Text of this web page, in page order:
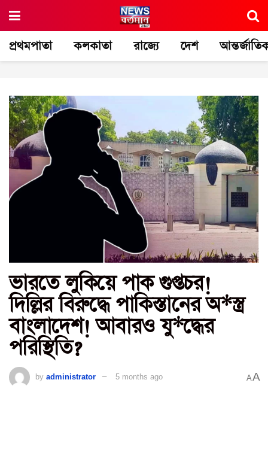
প্রথমপাতা কলকাতা রাজ্যে দেশ
ভারতে লুকিয়ে পাক গুপ্তচর!
দিল্লির বিরুদ্ধে পাকিস্তানের অ*স্ত্র
বাংলাদেশ! আবারও যু*দ্ধের
পরিস্থিতি?
by administrator 5 months ago AA